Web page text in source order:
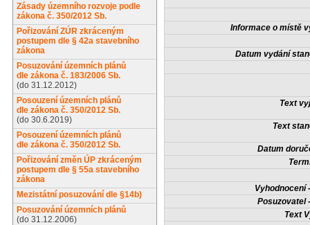
Zásady územního rozvoje podle
zákona č. 350/2012 Sb.
Pořizování ZÚR zkráceným
postupem dle § 42a stavebního
zákona
Posuzování územních plánů
dle zákona č. 183/2006 Sb.
(do 31.12.2012)
Posouzení územních plánů
dle zákona č. 350/2012 Sb.
(do 30.6.2019)
Posouzení územních plánů
dle zákona č. 350/2012 Sb.
Pořizování změn ÚP zkráceným
postupem dle § 55a stavebního
zákona
Mezistátní posuzování dle §14b)
Posuzování územních plánů
(do 31.12.2006)
Informace o místě
Datum vydání
Text
Text
Datum
Vyhodnocení
Posuzovatel
Text